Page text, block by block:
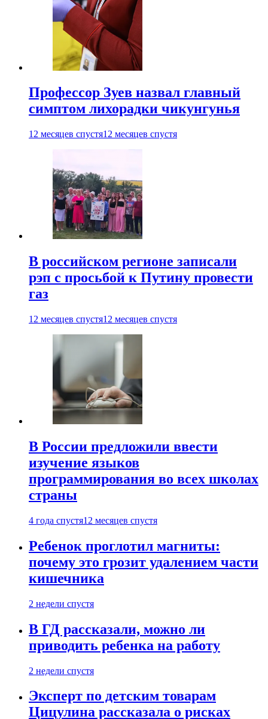
Профессор Зуев назвал главный
симптом лихорадки чикунгунья
12 месяцев спустя12 месяцев спустя
В российском регионе записали
рэп с просьбой к Путину провести
газ
12 месяцев спустя12 месяцев спустя
В России предложили ввести
изучение языков
программирования во всех школах
страны
4 года спустя12 месяцев спустя
Ребенок проглотил магниты:
почему это грозит удалением части
кишечника
2 недели спустя
В ГД рассказали, можно ли
приводить ребенка на работу
2 недели спустя
Эксперт по детским товарам
Цицулина рассказала о рисках